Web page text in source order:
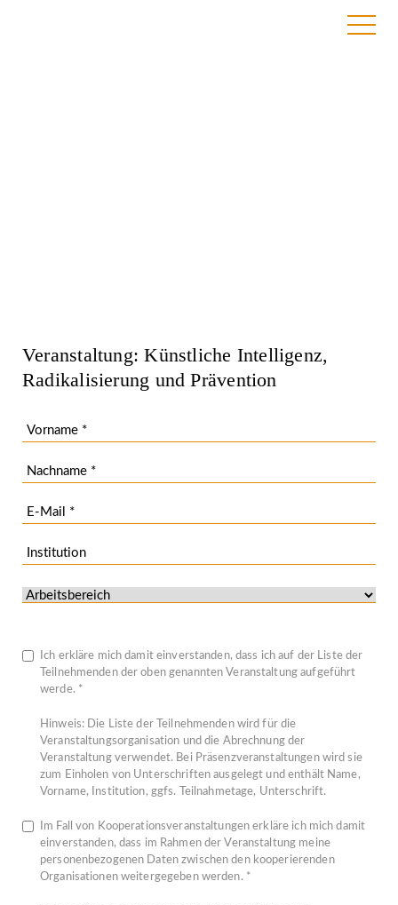
Veranstaltung: Künstliche Intelligenz,
Radikalisierung und Prävention
Ich erkläre mich damit einverstanden, dass ich auf der Liste der
Teilnehmenden der oben genannten Veranstaltung aufgeführt
werde. *
Hinweis: Die Liste der Teilnehmenden wird für die
Veranstaltungsorganisation und die Abrechnung der
Veranstaltung verwendet. Bei Präsenzveranstaltungen wird sie
zum Einholen von Unterschriften ausgelegt und enthält Name,
Vorname, Institution, ggfs. Teilnahmetage, Unterschrift.
Im Fall von Kooperationsveranstaltungen erkläre ich mich damit
einverstanden, dass im Rahmen der Veranstaltung meine
personenbezogenen Daten zwischen den kooperierenden
Organisationen weitergegeben werden. *